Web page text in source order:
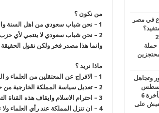
من نكون ؟
1 –
نحن شباب سعودي من اهل السنة
2 –
نحن شباب سعودي لا ينتمي لأي
وانما هذا مصدر فخر ولكن نقول
ماذا نريد ؟
1 –
الافراج عن المعتقلين من العلماء و
2 –
تعديل سياسة المملكة الخارجية
3 –
احترام الاسلام وايقاف هذه القناة
4 –
ان تنزل المملكة عند رأي العلماء
في مصر
إسرائيل أم إيران؟ وأين الأوكتاجون؟.. الأحد 2
حملة
المحتجزين
وتجاهل
والمعيشية.. السبت 1 أغسطس
2026.. أوضاع قاسية لأصحاب المعاشات المتأخرة 6
على